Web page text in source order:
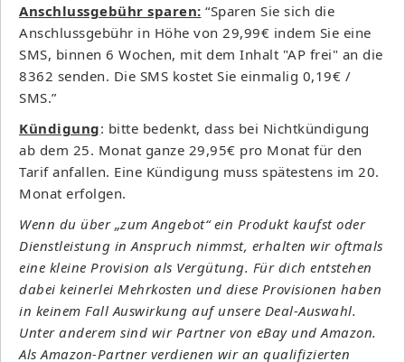
Anschlussgebühr sparen: “Sparen Sie sich die
Anschlussgebühr in Höhe von 29,99€ indem Sie eine
SMS, binnen 6 Wochen, mit dem Inhalt "AP frei" an die
8362 senden. Die SMS kostet Sie einmalig 0,19€ /
SMS.”
Kündigung: bitte bedenkt, dass bei Nichtkündigung
ab dem 25. Monat ganze 29,95€ pro Monat für den
Tarif anfallen. Eine Kündigung muss spätestens im 20.
Monat erfolgen.
Wenn du über „zum Angebot“ ein Produkt kaufst oder
Dienstleistung in Anspruch nimmst, erhalten wir oftmals
eine kleine Provision als Vergütung. Für dich entstehen
dabei keinerlei Mehrkosten und diese Provisionen haben
in keinem Fall Auswirkung auf unsere Deal-Auswahl.
Unter anderem sind wir Partner von eBay und Amazon.
Als Amazon-Partner verdienen wir an qualifizierten